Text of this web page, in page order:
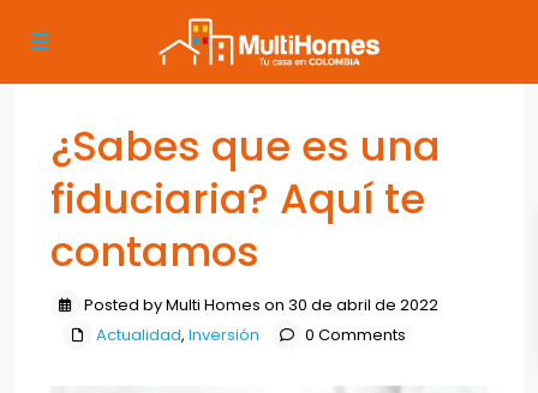
¿Sabes que es una
fiduciaria? Aquí te
contamos
Posted by Multi Homes on 30 de abril de 2022
Actualidad, Inversión 0 Comments